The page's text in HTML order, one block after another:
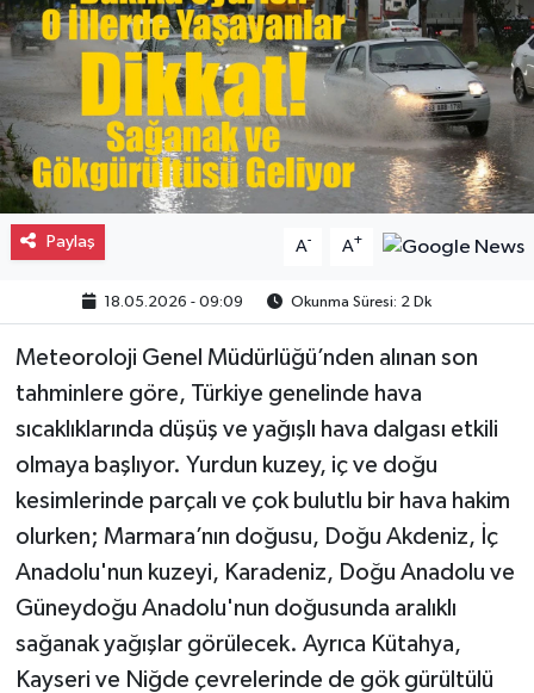
Paylaş A- A+
18.05.2026 - 09:09 Okunma Süresi: 2 Dk
Meteoroloji Genel Müdürlüğü’nden alınan son
tahminlere göre, Türkiye genelinde hava
sıcaklıklarında düşüş ve yağışlı hava dalgası etkili
olmaya başlıyor. Yurdun kuzey, iç ve doğu
kesimlerinde parçalı ve çok bulutlu bir hava hakim
olurken; Marmara’nın doğusu, Doğu Akdeniz, İç
Anadolu'nun kuzeyi, Karadeniz, Doğu Anadolu ve
Güneydoğu Anadolu'nun doğusunda aralıklı
sağanak yağışlar görülecek. Ayrıca Kütahya,
Kayseri ve Niğde çevrelerinde de gök gürültülü